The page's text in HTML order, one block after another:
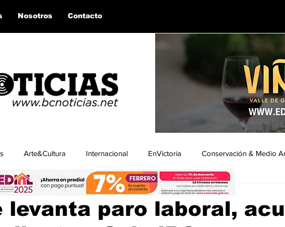
Nosotros Contacto
Arte&Cultura Internacional EnVictoria Conservación & Medio
San Quintín, BC Bahía de los Ángeles, BC Columnas Invitadas
levanta paro laboral,
2 min de lectura